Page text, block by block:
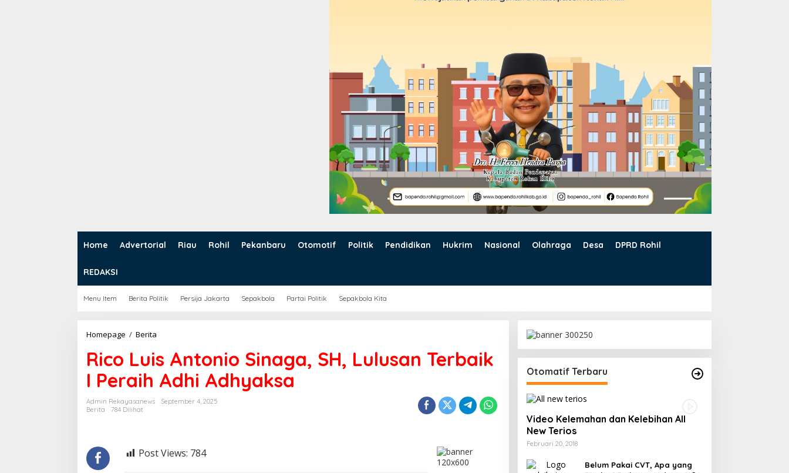
Home Advertorial Riau Rohil Pekanbaru Otomotif Politik Pendidikan Hukrim Nasional Olahraga Desa DPRD Rohil
REDAKSI
Menu Item Berita Politik Persija Jakarta Sepakbola Partai Politik Sepakbola Kita
Homepage / Berita
c
o
u
o
Rico Luis Antonio Sinaga, SH, Lulusan Terbaik
I Peraih Adhi Adhyaksa
Admin Rekayasanews
September 4, 2025
Berita
784 Dilihat
Post Views: 784
Otomatif Terbaru
Video Kelemahan dan Kelebihan All
New Terios
Februari 20, 2018
Belum Pakai CVT, Apa yang